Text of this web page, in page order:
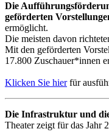
Die
geförderten
ermöglicht.
Die meisten davon
Mit den geförderten
17.800 Zuschauer*innen
Klicken Sie hierfür
Die Infrastruktur und
Theater zeigt für das Jahr